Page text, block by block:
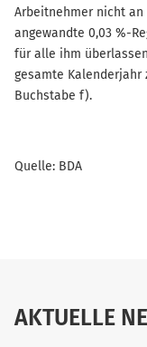
Arbeitnehmer nicht
angewandte 0,03 %-
für alle ihm
gesamte Kalenderjahr
Buchstabe f).
Quelle: BDA
AKTUELLE